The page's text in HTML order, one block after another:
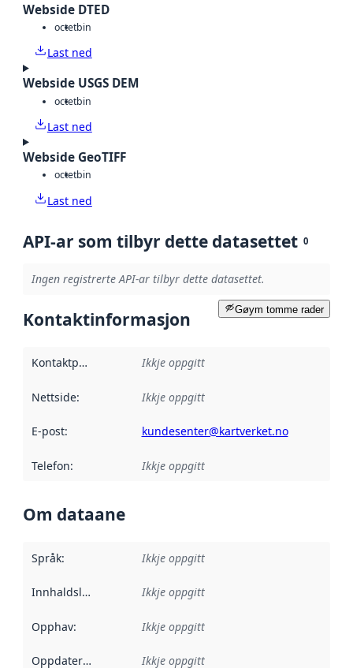
Webside DTED
octetbin
Last ned
Webside USGS DEM
octetbin
Last ned
Webside GeoTIFF
octetbin
Last ned
API-ar som tilbyr dette datasettet 0
Ingen registrerte API-ar tilbyr dette datasettet.
Gøym tomme rader
Kontaktinformasjon
Kontaktpunkt Ikkje oppgitt
Nettside: Ikkje oppgitt
E-post: kundesenter@kartverket.no
Telefon: Ikkje oppgitt
Om dataane
Språk: Ikkje oppgitt
Innhaldsleverandørar :
Ikkje oppgitt
Opphav: Ikkje oppgitt
Oppdateringsfrekvens :
Ikkje oppgitt